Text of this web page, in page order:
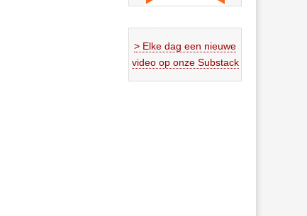
> Elke dag een nieuwe
video op onze Substack